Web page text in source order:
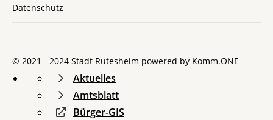
Datenschutz
© 2021 - 2024 Stadt Rutesheim powered by Komm.ONE
Aktuelles
Amtsblatt
Bürger-GIS